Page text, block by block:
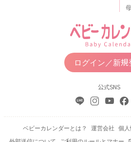
ログイン／新
公式SNS
ベビーカレンダーとは？ 運営会社 個